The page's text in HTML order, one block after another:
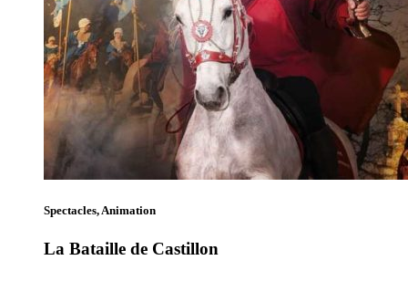
Spectacles, Animation
La Bataille de Castillon